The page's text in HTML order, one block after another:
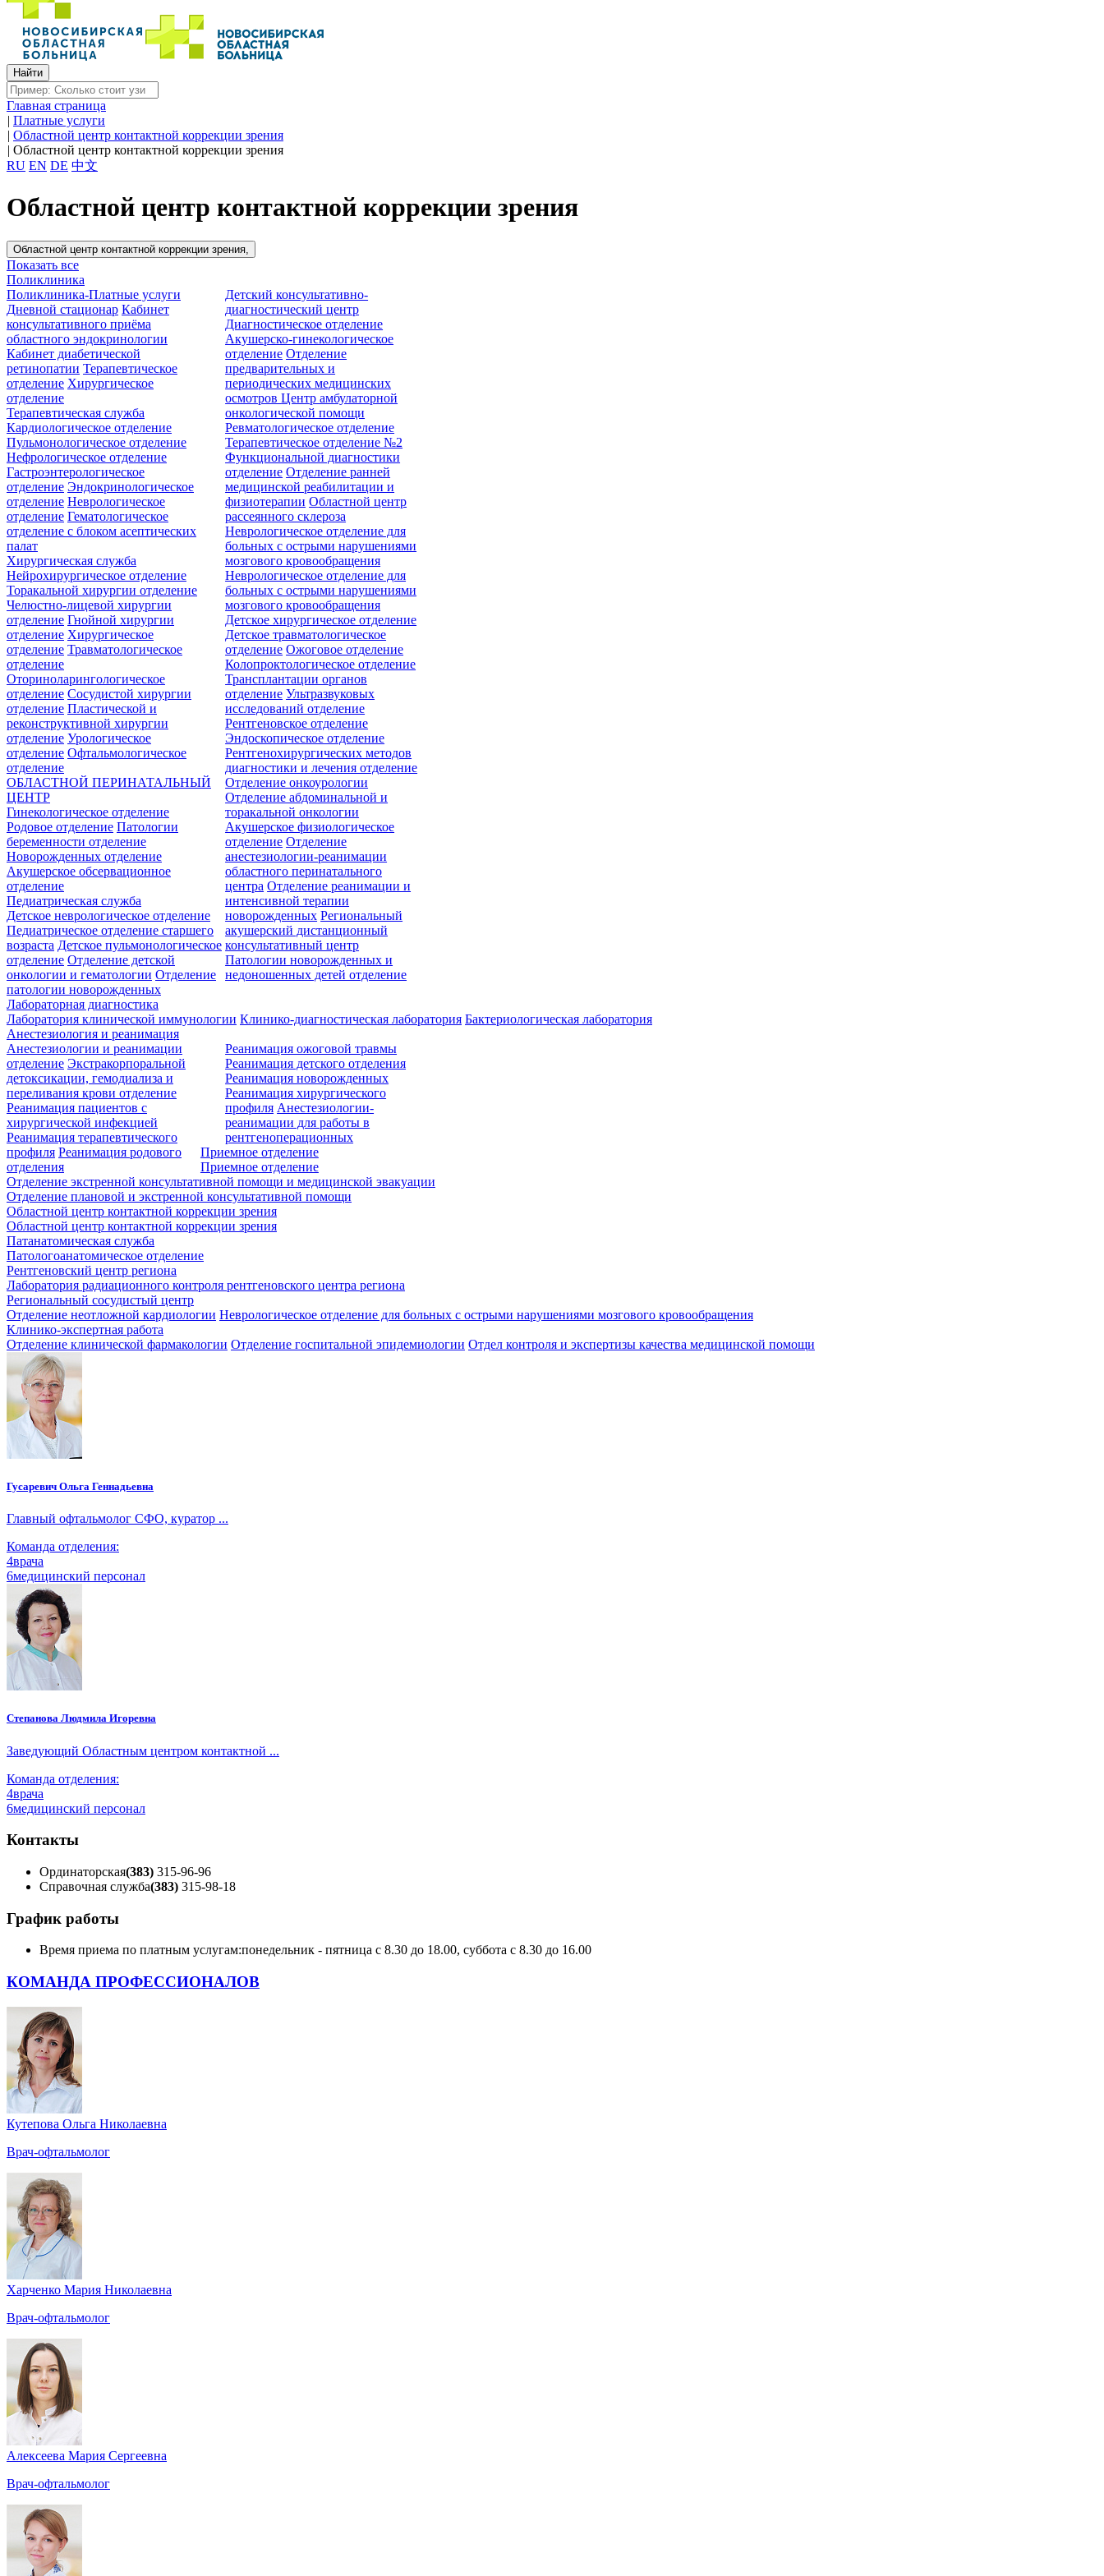
Главная страница
| Платные услуги
| Областной центр контактной коррекции зрения
| Областной центр контактной коррекции зрения
RU EN DE 中文
Областной центр контактной коррекции зрения
Областной центр контактной коррекции зрения,
Показать все
Поликлиника
Поликлиника-Платные услуги
Дневной стационар Кабинет
консультативного приёма
областного эндокринологии
Кабинет диабетической
ретинопатии Терапевтическое
отделение Хирургическое
отделение
Детский консультативно-
диагностический центр
Диагностическое отделение
Акушерско-гинекологическое
отделение Отделение
предварительных и
периодических медицинских
осмотровЦентр амбулаторной
онкологической помощи
Терапевтическая служба
Кардиологическое отделение
Пульмонологическое отделение
Нефрологическое отделение
Гастроэнтерологическое
отделение Эндокринологическое
отделение Неврологическое
отделение Гематологическое
отделение c блоком асептических
палат
Ревматологическое отделение
Терапевтическое отделение №2
Функциональной диагностики
отделение Отделение ранней
медицинской реабилитации и
физиотерапии Областной центр
рассеянного склероза
Неврологическое отделение для
больных с острыми нарушениями
мозгового кровообращения
Неврологическое отделение для
больных с острыми нарушениями
мозгового кровообращения
Хирургическая служба
Нейрохирургическое отделение
Торакальной хирургии отделение
Челюстно-лицевой хирургии
отделение Гнойной хирургии
отделение Хирургическое
отделение Травматологическое
отделение
Оториноларингологическое
отделение Сосудистой хирургии
отделение Пластической и
реконструктивной хирургии
отделение Урологическое
отделение Офтальмологическое
отделение
Детское хирургическое отделение
Детское травматологическое
отделение Ожоговое отделение
Колопроктологическое отделение
Трансплантации органов
отделение Ультразвуковых
исследований отделение
Рентгеновское отделение
Эндоскопическое отделение
Рентгенохирургических методов
диагностики и лечения отделение
Отделение онкоурологии
Отделение абдоминальной и
торакальной онкологии
ОБЛАСТНОЙ ПЕРИНАТАЛЬНЫЙ
ЦЕНТР
Гинекологическое отделение
Родовое отделение Патологии
беременности отделение
Новорожденных отделение
Акушерское обсервационное
отделение
Акушерское физиологическое
отделение Отделение
анестезиологии-реанимации
областного перинатального
центра Отделение реанимации и
интенсивной терапии
новорожденных Региональный
акушерский дистанционный
консультативный центр
Патологии новорожденных и
недоношенных детей отделение
Педиатрическая служба
Детское неврологическое отделение
Педиатрическое отделение старшего
возраста Детское пульмонологическое
отделение Отделение детской
онкологии и гематологии Отделение
патологии новорожденных
Лабораторная диагностика
Лаборатория клинической иммунологии Клинико-диагностическая лаборатория Бактериологическая лаборатория
Анестезиология и реанимация
Анестезиологии и реанимации
отделение Экстракорпоральной
детоксикации, гемодиализа и
переливания крови отделение
Реанимация пациентов с
хирургической инфекцией
Реанимация терапевтического
профиля Реанимация родового
отделения
Реанимация ожоговой травмы
Реанимация детского отделения
Реанимация новорожденных
Реанимация хирургического
профиля Анестезиологии-
реанимации для работы в
рентгеноперационных
Приемное отделение
Приемное отделение
Отделение экстренной консультативной помощи и медицинской эвакуации
Отделение плановой и экстренной консультативной помощи
Областной центр контактной коррекции зрения
Областной центр контактной коррекции зрения
Патанатомическая служба
Патологоанатомическое отделение
Рентгеновский центр региона
Лаборатория радиационного контроля рентгеновского центра региона
Региональный сосудистый центр
Отделение неотложной кардиологии Неврологическое отделение для больных с острыми нарушениями мозгового кровообращения
Клинико-экспертная работа
Отделение клинической фармакологии Отделение госпитальной эпидемиологии Отдел контроля и экспертизы качества медицинской помощи
Гусаревич Ольга Геннадьевна
Главный офтальмолог СФО, куратор ...
Команда отделения:
4врача
6медицинский персонал
Степанова Людмила Игоревна
Заведующий Областным центром контактной ...
Команда отделения:
4врача
6медицинский персонал
Контакты
Ординаторская(383) 315-96-96
Справочная служба(383) 315-98-18
График работы
Время приема по платным услугам:понедельник - пятница с 8.30 до 18.00, суббота с 8.30 до 16.00
КОМАНДА ПРОФЕССИОНАЛОВ
Кутепова Ольга Николаевна
Врач-офтальмолог
Харченко Мария Николаевна
Врач-офтальмолог
Алексеева Мария Сергеевна
Врач-офтальмолог